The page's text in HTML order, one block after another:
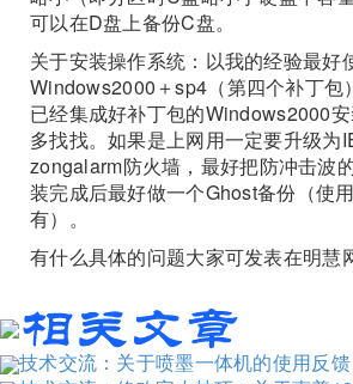
可以在D盘上备份C盘。
关于安装操作系统：以我的经验最好
Windows2000＋sp4（第四个补丁包
已经集成好补丁包的Windows2000
多找找。如果是上网用一定要升级为
zongalarm防火墙，最好把防冲击波
装完成后最好做一个Ghost备份（使
有）。
有什么具体的问题大家可发表在明慧
技术交流：关于喷墨一体机的使用反